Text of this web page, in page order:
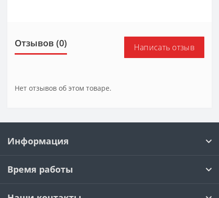
Отзывов (0) Написать отзыв
Нет отзывов об этом товаре.
Информация
Время работы